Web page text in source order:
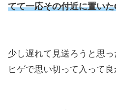
てて一応その付近に置い
少し遅れて見送ろうと思
ヒゲで思い切って入って良